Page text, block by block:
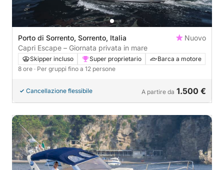
Porto di Sorrento, Sorrento, Italia
Nuovo
Capri Escape – Giornata privata in mare
Skipper incluso Super proprietario
Barca a motore
8 ore · Per gruppi fino a 12 persone
Cancellazione flessibile A partire da 1.500 €